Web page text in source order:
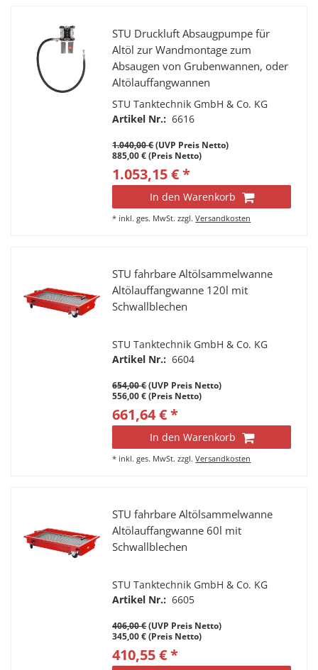
STU Druckluft Absaugpumpe für
Altöl zur Wandmontage zum
Absaugen von Grubenwannen, oder
Altölauffangwannen
STU Tanktechnik GmbH & Co. KG
Artikel Nr.: 6616
1.040,00 €(UVP Preis Netto)
885,00 € (Preis Netto)
1.053,15 € *
In den Warenkorb
* inkl. ges. MwSt. zzgl.Versandkosten
STU fahrbare Altölsammelwanne
Altölauffangwanne 120l mit
Schwallblechen
STU Tanktechnik GmbH & Co. KG
Artikel Nr.: 6604
654,00 €(UVP Preis Netto)
556,00 € (Preis Netto)
661,64 € *
In den Warenkorb
* inkl. ges. MwSt. zzgl.Versandkosten
STU fahrbare Altölsammelwanne
Altölauffangwanne 60l mit
Schwallblechen
STU Tanktechnik GmbH & Co. KG
Artikel Nr.: 6605
406,00 €(UVP Preis Netto)
345,00 € (Preis Netto)
410,55 € *